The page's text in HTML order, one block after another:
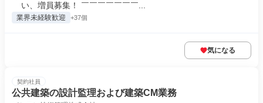
い、増員募集！ ￣￣￣￣￣￣￣...
業界未経験歓迎 +37個
気になる
契約社員
公共建築の設計監理および建築CM業務